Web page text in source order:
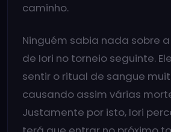
caminho.
Ninguém sabia nada sobre
de Iori no torneio seguinte.
sentir o ritual de sangue
causando assim várias
Justamente por isto, Iori